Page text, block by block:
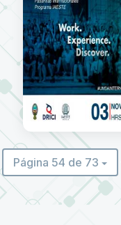
Página 54 de 73